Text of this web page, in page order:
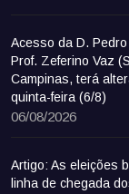
Acesso da D.
Prof. Zeferino Vaz
Campinas, terá
quinta-feira (6/8)
06/08/2026
Artigo: As eleições
linha de chegada